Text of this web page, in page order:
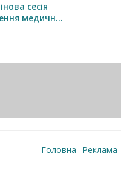
сесія
медичн...
Головна
Реклама